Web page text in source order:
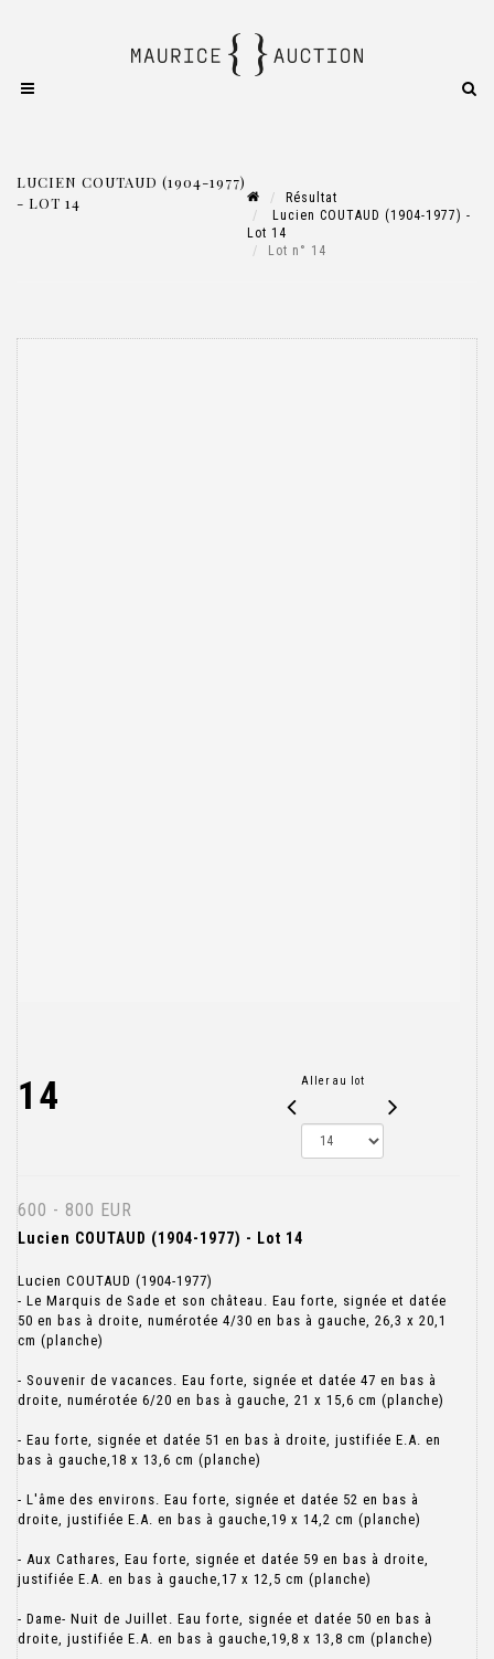
LUCIEN COUTAUD (1904-1977)
- LOT 14
Résultat
Lucien COUTAUD (1904-1977) -
Lot 14
Lot n° 14
14 Aller au lot
600 - 800 EUR
Lucien COUTAUD (1904-1977) - Lot 14
Lucien COUTAUD (1904-1977)
- Le Marquis de Sade et son château. Eau forte, signée et datée
50 en bas à droite, numérotée 4/30 en bas à gauche, 26,3 x 20,1
cm (planche)
- Souvenir de vacances. Eau forte, signée et datée 47 en bas à
droite, numérotée 6/20 en bas à gauche, 21 x 15,6 cm (planche)
- Eau forte, signée et datée 51 en bas à droite, justifiée E.A. en
bas à gauche,18 x 13,6 cm (planche)
- L'âme des environs. Eau forte, signée et datée 52 en bas à
droite, justifiée E.A. en bas à gauche,19 x 14,2 cm (planche)
- Aux Cathares, Eau forte, signée et datée 59 en bas à droite,
justifiée E.A. en bas à gauche,17 x 12,5 cm (planche)
- Dame- Nuit de Juillet. Eau forte, signée et datée 50 en bas à
droite, justifiée E.A. en bas à gauche,19,8 x 13,8 cm (planche)